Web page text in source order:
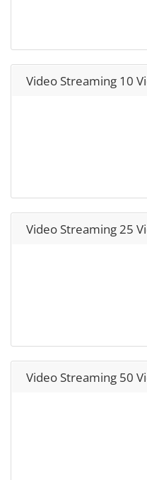
Video Streaming 10
Video Streaming 25
Video Streaming 50